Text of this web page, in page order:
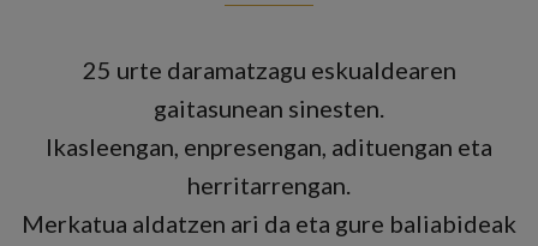
25 urte daramatzagu eskualdearen
gaitasunean sinesten.
Ikasleengan, enpresengan, adituengan eta
herritarrengan.
Merkatua aldatzen ari da eta gure baliabideak